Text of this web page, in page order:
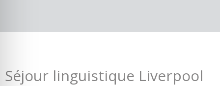
Séjour linguistique Liverpool